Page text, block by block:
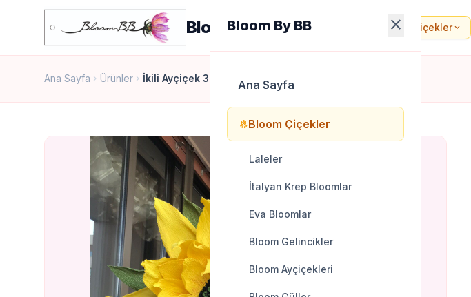
Bloom By BB Bloom Çiçeklerexpand_more
Bloom By BB close
Ana Sayfa
local_floristBloom Çiçekler
Laleler
İtalyan Krep Bloomlar
Eva Bloomlar
Bloom Gelincikler
Bloom Ayçiçekleri
Ana Sayfa chevron_right Ürünler chevron_right İkili Ayçiçek 3